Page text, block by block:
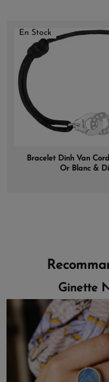
En Stock
Bracelet Dinh Van
Or Blanc &
Ginette